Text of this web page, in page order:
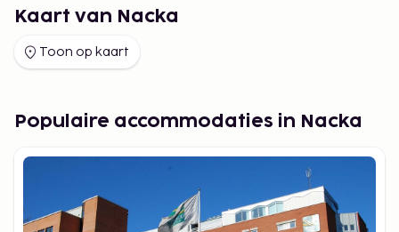
Kaart van Nacka
Toon op kaart
Populaire accommodaties in Nacka